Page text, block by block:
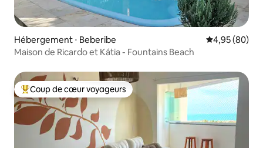
Hébergement ⋅ Beberibe Évaluation
4,95 (80)
Maison de Ricardo et Kátia - Fountains Beach
Coups de cœur voyageurs les plus appréciés
Coup de cœur voyageurs